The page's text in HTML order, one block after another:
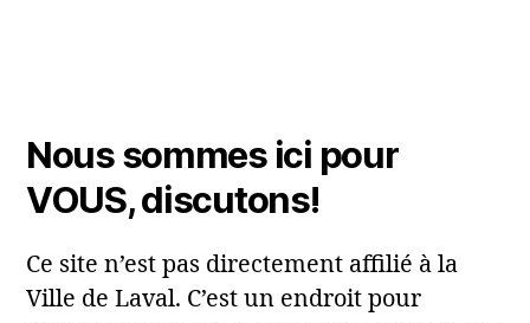
Nous sommes ici pour
VOUS, discutons!
Ce site n’est pas directement affilié à la
Ville de Laval. C’est un endroit pour